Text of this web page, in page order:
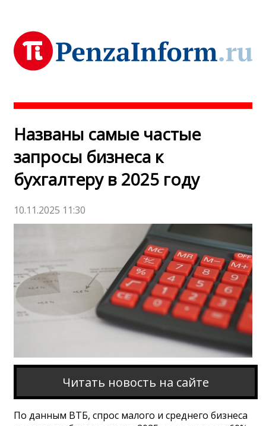
Названы самые частые
запросы бизнеса к
бухгалтеру в 2025 году
10.11.2025 11:30
Читать новость на сайте
По данным ВТБ, спрос малого и среднего бизнеса